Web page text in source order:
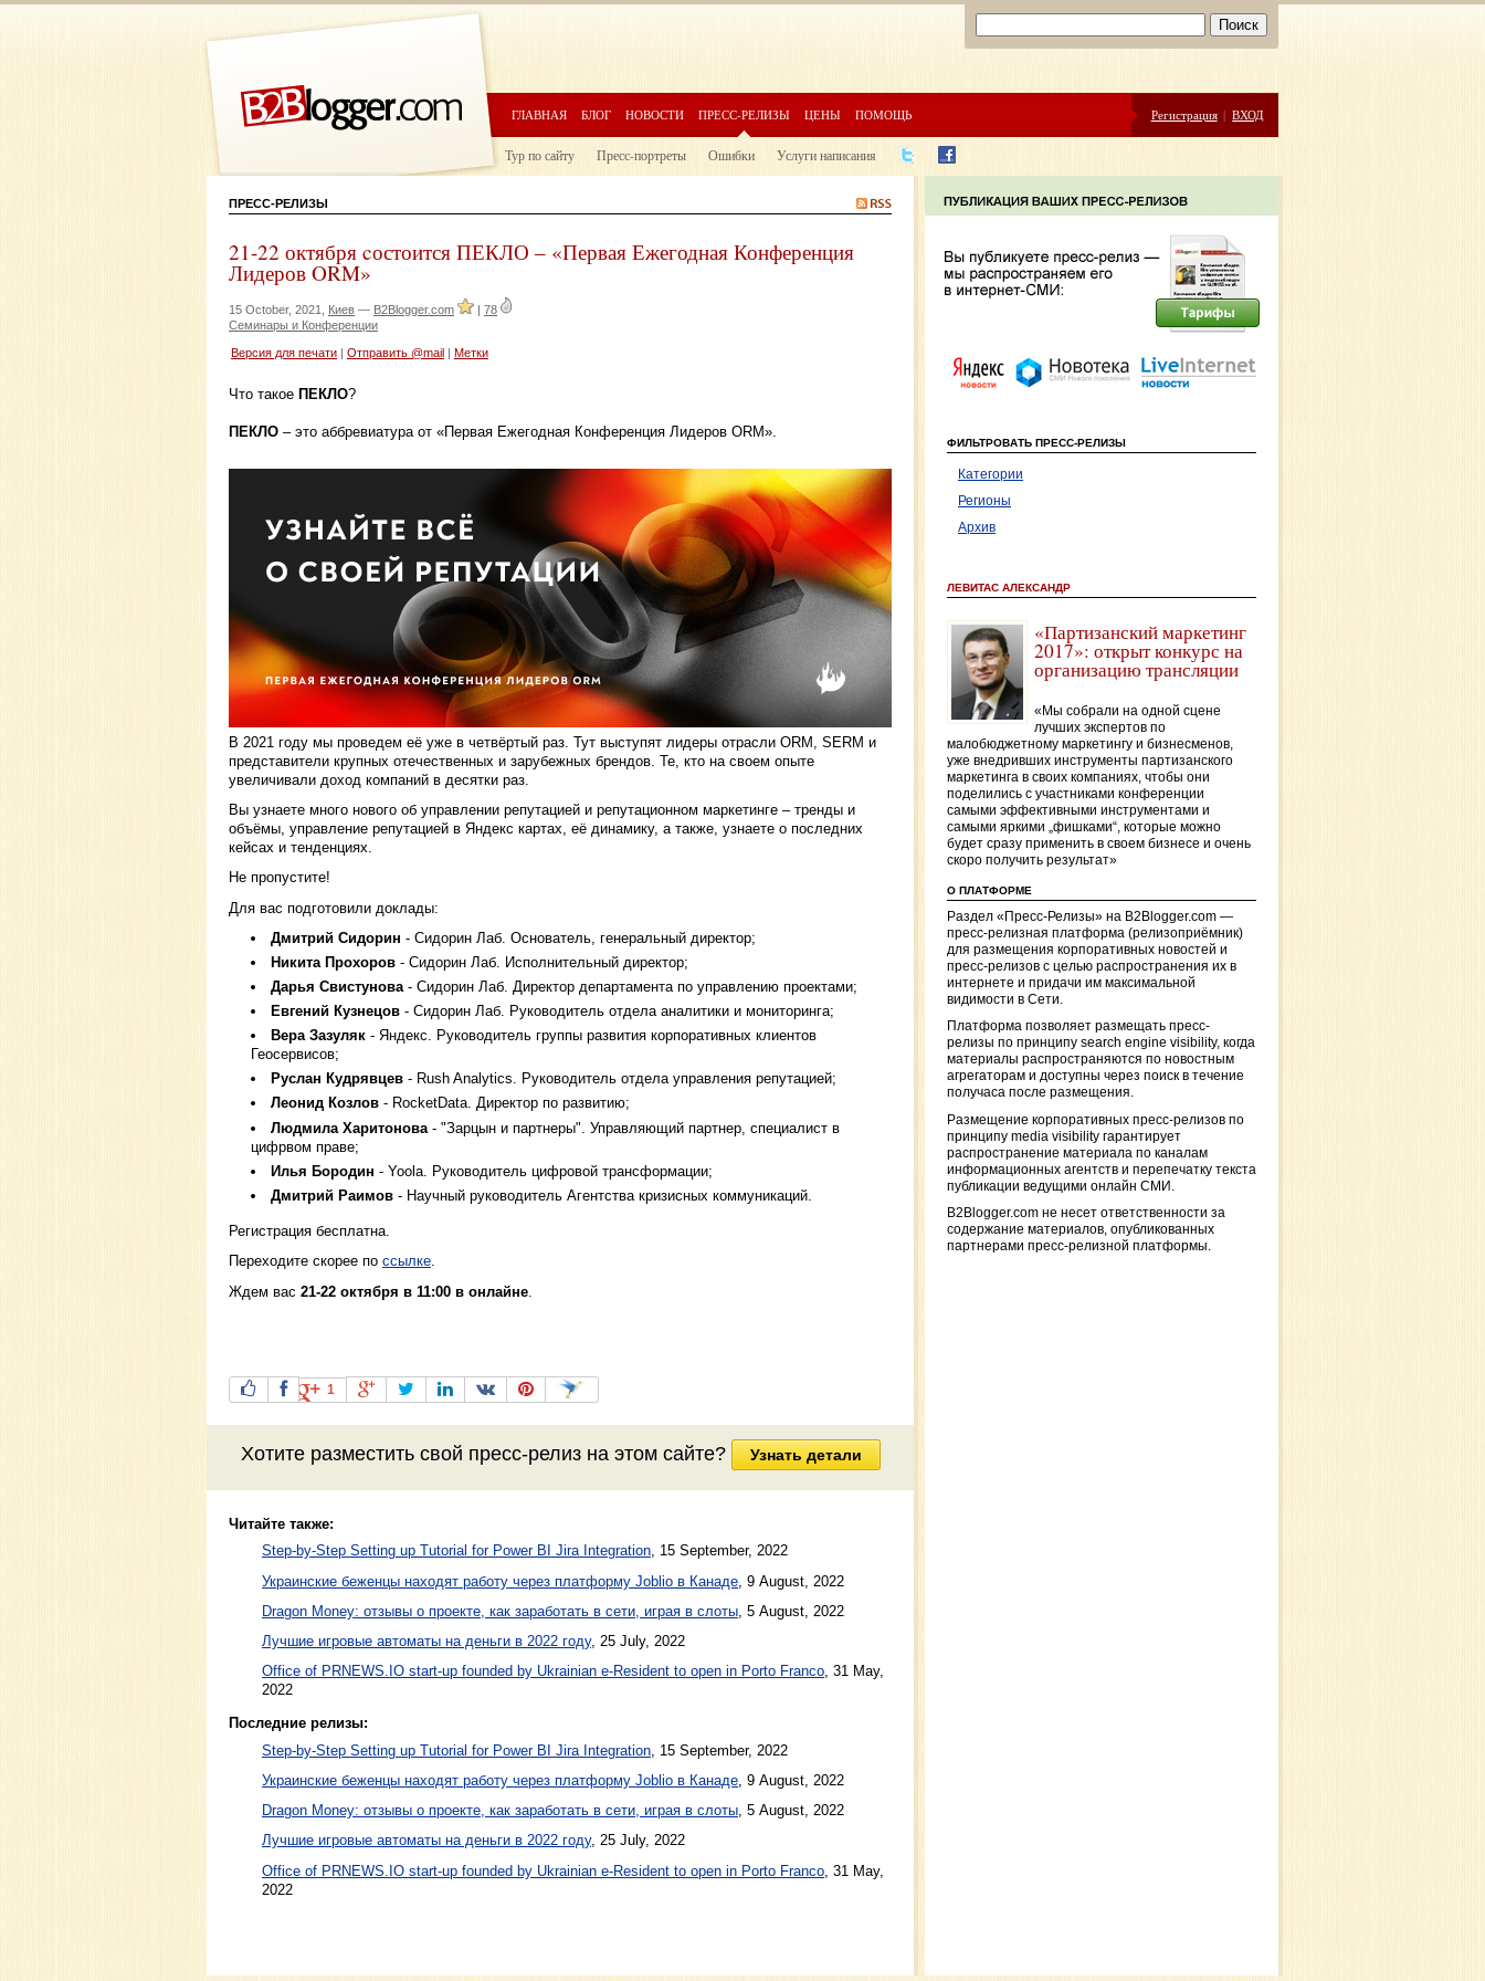
ГЛАВНАЯ БЛОГ НОВОСТИ ПРЕСС-РЕЛИЗЫ ЦЕНЫ ПОМОЩЬ Регистрация | ВХОД
Тур по сайту Пресс-портреты Ошибки Услуги написания
ПРЕСС-РЕЛИЗЫ
21-22 октября cостоится ПЕКЛО – «Первая Ежегодная Конференция
Лидеров ORM»
15 October, 2021, Киев — B2Blogger.com | 78
Семинары и Конференции
Версия для печати Отправить @mail Метки
Что такое ПЕКЛО?
ПЕКЛО – это аббревиатура от «Первая Ежегодная Конференция Лидеров ORM».
В 2021 году мы проведем её уже в четвёртый раз. Тут выступят лидеры отрасли ORM, SERM и
представители крупных отечественных и зарубежных брендов. Те, кто на своем опыте
увеличивали доход компаний в десятки раз.
Вы узнаете много нового об управлении репутацией и репутационном маркетинге – тренды и
объёмы, управление репутацией в Яндекс картах, её динамику, а также, узнаете о последних
кейсах и тенденциях.
Не пропустите!
Для вас подготовили доклады:
Дмитрий Сидорин - Сидорин Лаб. Основатель, генеральный директор;
Никита Прохоров- Сидорин Лаб. Исполнительный директор;
Дарья Свистунова- Сидорин Лаб. Директор департамента по управлению проектами;
Евгений Кузнецов- Сидорин Лаб. Руководитель отдела аналитики и мониторинга;
Вера Зазуляк- Яндекс. Руководитель группы развития корпоративных клиентов
Геосервисов;
Руслан Кудрявцев- Rush Analytics. Руководитель отдела управления репутацией;
Леонид Козлов- RocketData. Директор по развитию;
Людмила Харитонова- "Зарцын и партнеры". Управляющий партнер, специалист в
цифрвом праве;
Илья Бородин - Yoola. Руководитель цифровой трансформации;
Дмитрий Раимов- Научный руководитель Агентства кризисных коммуникаций.
Регистрация бесплатна.
Переходите скорее по ссылке.
Ждем вас 21-22 октября в 11:00 в онлайне
1
Хотите разместить свой пресс-релиз на этом сайте? Узнать детали
Читайте также:
Step-by-Step Setting up Tutorial for Power BI Jira Integration, 15 September, 2022
Украинские беженцы находят работу через платформу Joblio в Канаде 9 August, 2022
Dragon Money: отзывы о проекте, как заработать в сети, играя в слоты 5 August, 2022
Лучшие игровые автоматы на деньги в 2022 году, 25 July, 2022
Office of PRNEWS.IO start-up founded by Ukrainian e-Resident to open in Porto Franco, 31 May,
2022
Последние релизы:
Step-by-Step Setting up Tutorial for Power BI Jira Integration , 15 September, 2022
Украинские беженцы находят работу через платформу Joblio в Канаде , 9 August, 2022
Dragon Money: отзывы о проекте, как заработать в сети, играя в слоты, 5 August, 2022
Лучшие игровые автоматы на деньги в 2022 году, 25 July, 2022
Office of PRNEWS.IO start-up founded by Ukrainian e-Resident to open in Porto Franco , 31 May,
2022
ФИЛЬТРОВАТЬ ПРЕСС-РЕЛИЗЫ
Категории
Регионы
Архив
ЛЕВИТАС АЛЕКСАНДР
«Партизанский маркетинг
2017»: открыт конкурс на
организацию трансляции
«Мы собрали на одной сцене
лучших экспертов по
малобюджетному маркетингу и бизнесменов,
уже внедривших инструменты партизанского
маркетинга в своих компаниях, чтобы они
поделились с участниками конференции
самыми эффективными инструментами и
самыми яркими „фишками“, которые можно
будет сразу применить в своем бизнесе и очень
скоро получить результат»
О ПЛАТФОРМЕ
Раздел «Пресс-Релизы» на B2Blogger.com —
пресс-релизная платформа (релизоприёмник)
для размещения корпоративных новостей и
пресс-релизов с целью распространения их в
интернете и придачи им максимальной
видимости в Сети.
Платформа позволяет размещать пресс-
релизы по принципу search engine visibility, когда
материалы распространяются по новостным
агрегаторам и доступны через поиск в течение
получаса после размещения.
Размещение корпоративных пресс-релизов по
принципу media visibility гарантирует
распространение материала по каналам
информационных агентств и перепечатку текста
публикации ведущими онлайн СМИ.
B2Blogger.com не несет ответственности за
содержание материалов, опубликованных
партнерами пресс-релизной платформы.